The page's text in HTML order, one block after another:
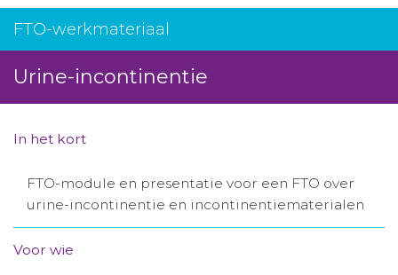
Voorschrijfgedrag
Projecten
Contact
Winkelwagentje
FTO-werkmateriaal
Urine-incontinentie
In het kort
FTO-module en presentatie voor een FTO over
urine-incontinentie en incontinentiematerialen
Voor wie